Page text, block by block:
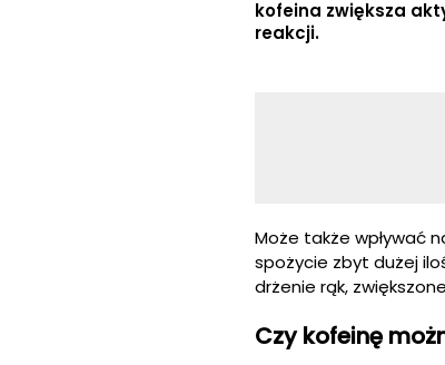
kofeina zwiększa
reakcji.
Może także wpływać
spożycie zbyt dużej
drżenie rąk,
Czy kofeinę